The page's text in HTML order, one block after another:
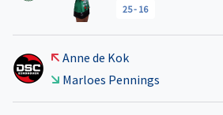
25- 16
Anne de Kok
Marloes Pennings